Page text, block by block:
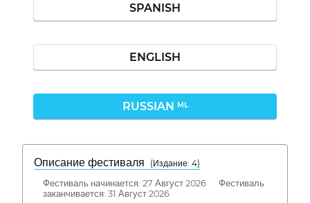
SPANISH
ENGLISH
RUSSIAN ML
Описание фестиваля
( Издание: 4)
Фестиваль начинается: 27 Август 2026 Фестиваль
заканчивается: 31 Август 2026